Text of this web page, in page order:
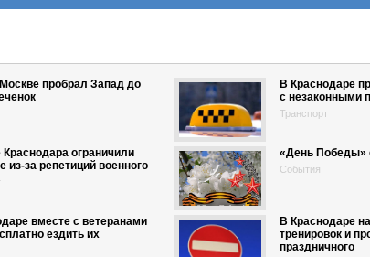
пробрал Запад до
В Краснодаре
с незаконными
Транспорт
Краснодара ограничили
из-за репетиций военного
«День Победы»
События
вместе с ветеранами
ездить их
В Краснодаре
тренировок и
праздничного